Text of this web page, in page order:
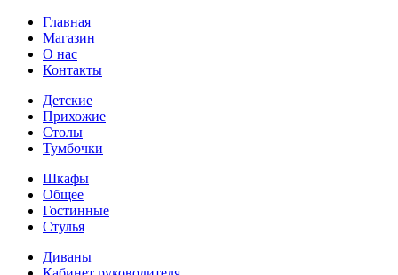
Главная
Магазин
О нас
Контакты
Детские
Прихожие
Столы
Тумбочки
Шкафы
Общее
Гостинные
Стулья
Диваны